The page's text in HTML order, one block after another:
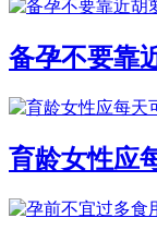
备孕不要靠
育龄女性应